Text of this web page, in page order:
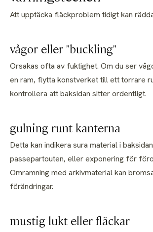
Att upptäcka fläckproblem tidigt kan
vågor eller "buckling"
Orsakas ofta av fuktighet. Om du ser
en ram, flytta konstverket till ett torrare
kontrollera att baksidan sitter ordentligt.
gulning runt kanterna
Detta kan indikera sura material i
passepartouten, eller exponering för
Omramning med arkivmaterial kan
förändringar.
mustig lukt eller fläckar